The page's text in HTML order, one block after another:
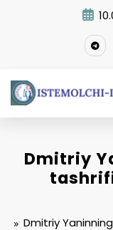
Dmitriy
Dmitriy